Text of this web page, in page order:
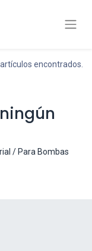
encontrados.
/ Para Bombas